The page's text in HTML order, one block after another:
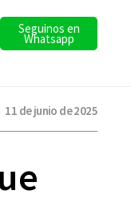
Seguinos en
Whatsapp
11 de junio de 2025